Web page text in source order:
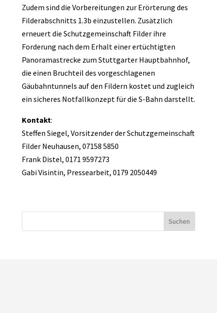
Zudem sind die Vorbereitungen zur Erörterung des
Filderabschnitts 1.3b einzustellen. Zusätzlich
erneuert die Schutzgemeinschaft Filder ihre
Forderung nach dem Erhalt einer ertüchtigten
Panoramastrecke zum Stuttgarter Hauptbahnhof,
die einen Bruchteil des vorgeschlagenen
Gäubahntunnels auf den Fildern kostet und zugleich
ein sicheres Notfallkonzept für die S-Bahn darstellt.
Kontakt:
Steffen Siegel, Vorsitzender der Schutzgemeinschaft
Filder Neuhausen, 07158 5850
Frank Distel, 0171 9597273
Gabi Visintin, Pressearbeit, 0179 2050449
Suchen